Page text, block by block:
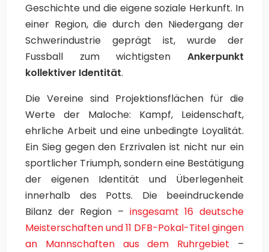
Geschichte und die eigene soziale Herkunft. In
einer Region, die durch den Niedergang der
Schwerindustrie geprägt ist, wurde der
Fussball zum wichtigsten Ankerpunkt
kollektiver Identität.
Die Vereine sind Projektionsflächen für die
Werte der Maloche: Kampf, Leidenschaft,
ehrliche Arbeit und eine unbedingte Loyalität.
Ein Sieg gegen den Erzrivalen ist nicht nur ein
sportlicher Triumph, sondern eine Bestätigung
der eigenen Identität und Überlegenheit
innerhalb des Potts. Die beeindruckende
Bilanz der Region – insgesamt 16 deutsche
Meisterschaften und 11 DFB-Pokal-Titel gingen
an Mannschaften aus dem Ruhrgebiet –